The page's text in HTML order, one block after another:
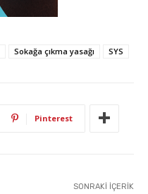
Sokağa çıkma yasağı SYS
Pinterest
SONRAKI İÇERIK